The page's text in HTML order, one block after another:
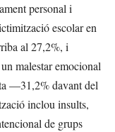
personal i
escolar en
al 27,2%, i
malestar emocional
—31,2% davant del
inclou insults,
de grups